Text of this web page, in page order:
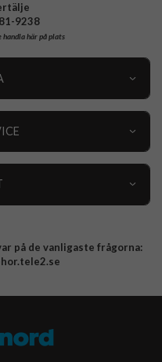
9238
handla här på plats
på de vanligaste frågorna: